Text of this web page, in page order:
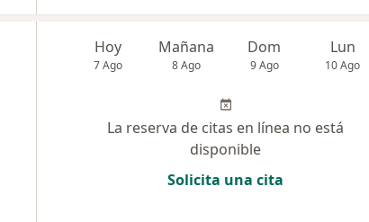
Hoy
7 Ago
Mañana
8 Ago
Dom
9 Ago
Lun
10 Ago
La reserva de citas en línea no está
disponible
Solicita una cita